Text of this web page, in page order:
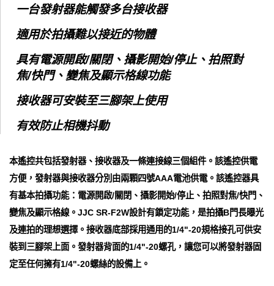
一台發射器能觸發多台接收器
適用於拍攝難以接近的物體
具有電源開啟/關閉、攝影開始/停止、拍照對
焦/快門、變焦及顯示格線功能
接收器可安裝至三腳架上使用
有效防止相機抖動
本遙控共包括發射器、接收器及一條連接線三個組件。該遙控供電
方便，發射器與接收器分別由兩顆四號AAA電池供電。該遙控器具
有基本拍攝功能：電源開啟/關閉、攝影開始/停止、拍照對焦/快門、
變焦及顯示格線。JJC SR-F2W設計有鎖定功能，是拍攝B門長曝光
及連拍的理想選擇。接收器底部採用通用的1/4"-20規格接孔可供安
裝到三腳架上面。發射器背面的1/4"-20螺孔，讓您可以將發射器固
定至任何擁有1/4"-20螺絲的設備上。